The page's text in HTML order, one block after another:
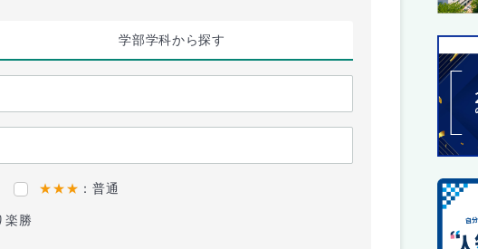
学部学科から探す
★★★ ：普通
楽勝